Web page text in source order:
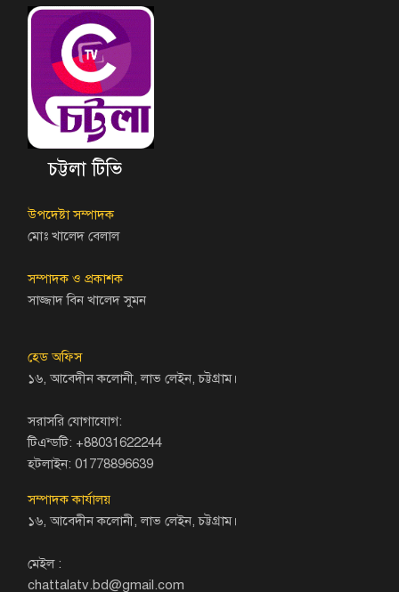
চট্টলা টিভি
উপদেষ্টা সম্পাদক
মোঃ খালেদ বেলাল
সম্পাদক ও প্রকাশক
সাজ্জাদ বিন খালেদ সুমন
হেড অফিস
১৬, আবেদীন কলোনী, লাভ লেইন, চট্টগ্রাম।
সরাসরি যোগাযোগ:
টিএন্ডটি: +88031622244
হটলাইন: 01778896639
সম্পাদক কার্যালয়
১৬, আবেদীন কলোনী, লাভ লেইন, চট্টগ্রাম।
মেইল :
chattalatv.bd@gmail.com